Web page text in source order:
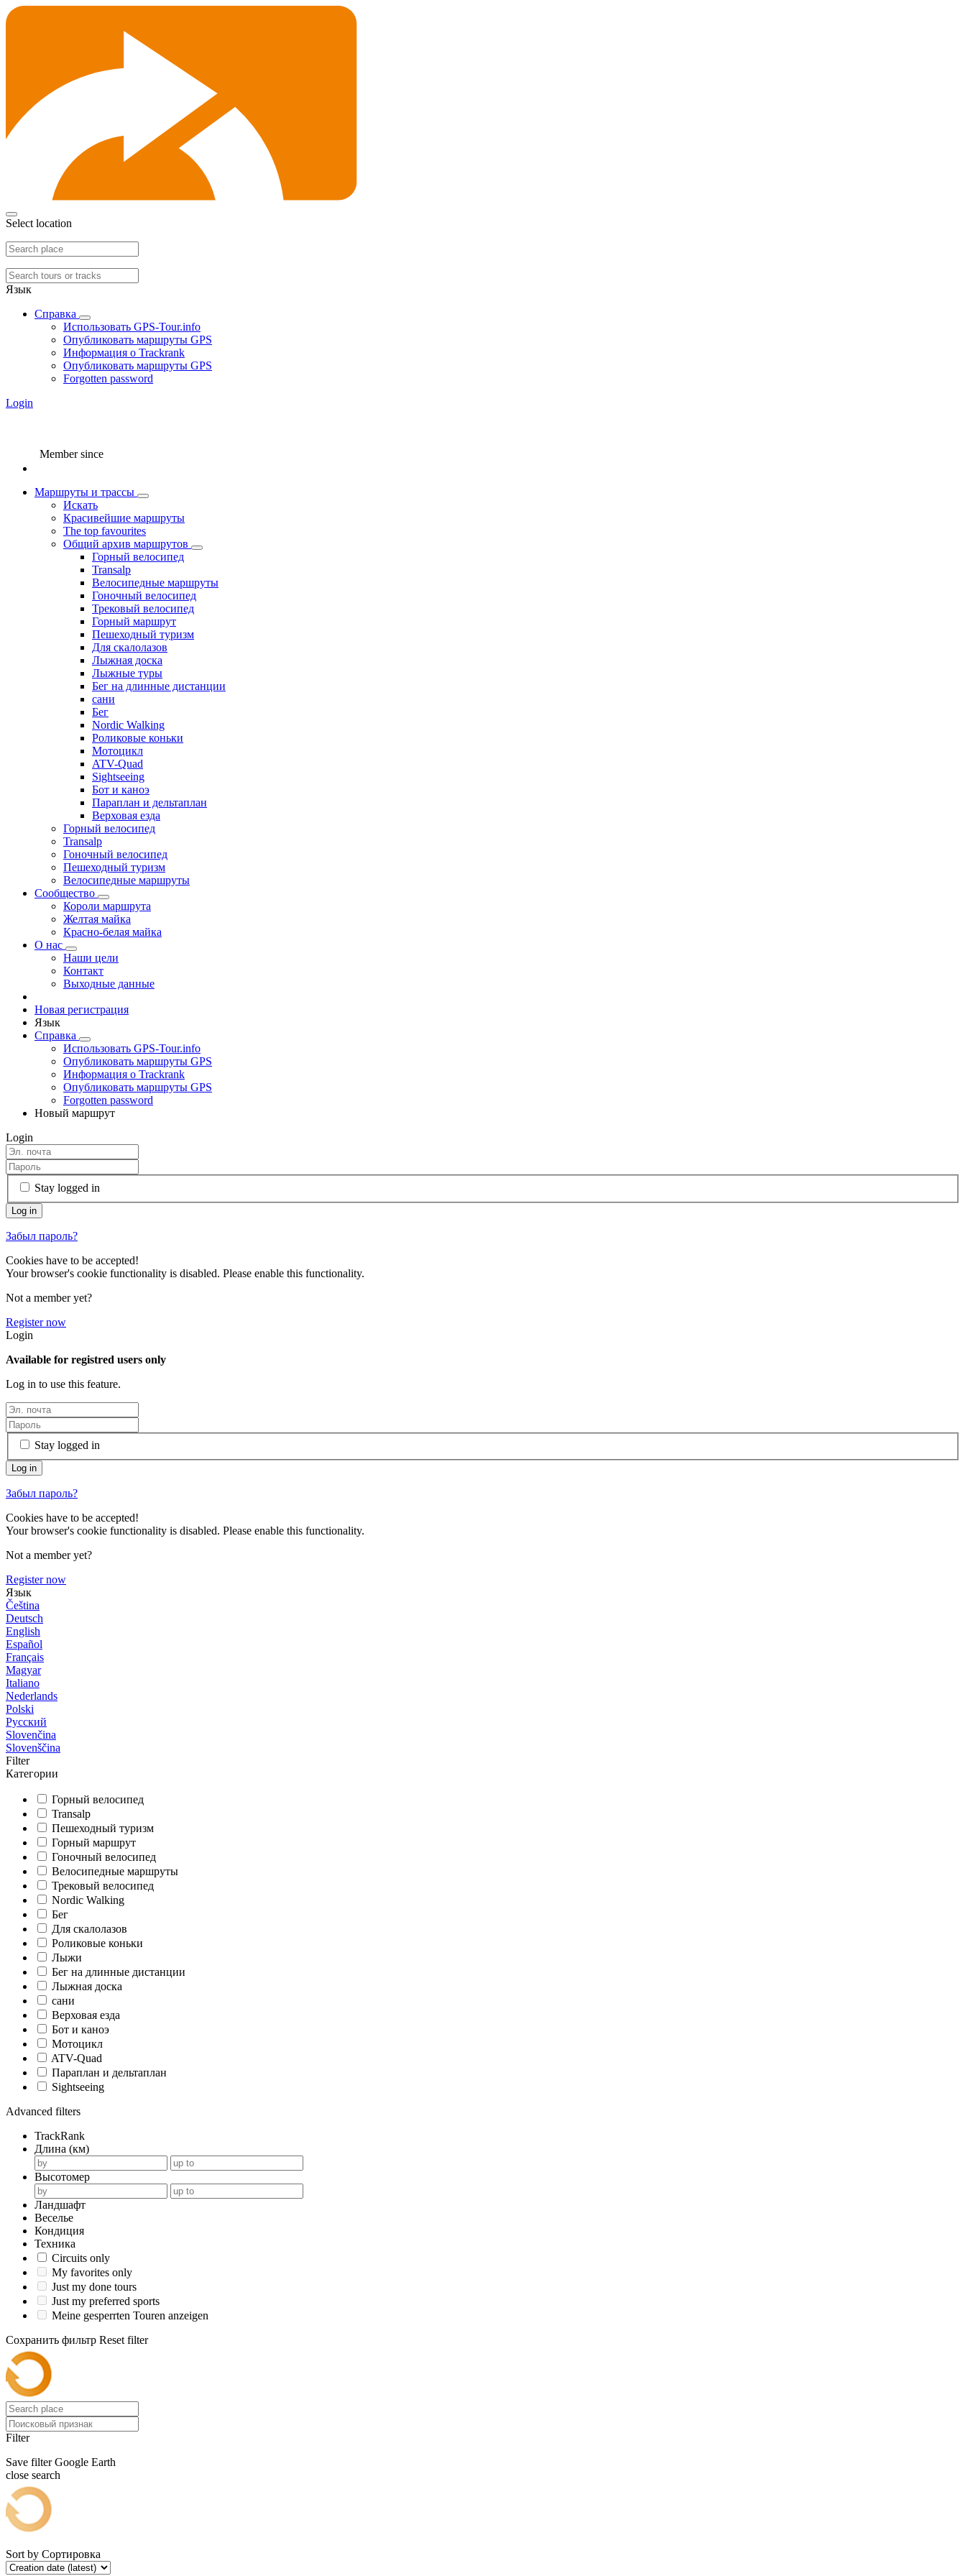
Select location
Язык
Справка
Использовать GPS-Tour.info
Опубликовать маршруты GPS
Информация о Trackrank
Опубликовать маршруты GPS
Forgotten password
Login
Member since
Маршруты и трассы
Искать
Красивейшие маршруты
The top favourites
Общий архив маршрутов
Горный велосипед
Transalp
Велосипедные маршруты
Гоночный велосипед
Трековый велосипед
Горный маршрут
Пешеходный туризм
Для скалолазов
Лыжная доска
Лыжные туры
Бег на длинные дистанции
сани
Бег
Nordic Walking
Роликовые коньки
Мотоцикл
ATV-Quad
Sightseeing
Бот и каноэ
Параплан и дельтаплан
Верховая езда
Горный велосипед
Transalp
Гоночный велосипед
Пешеходный туризм
Велосипедные маршруты
Сообщество
Короли маршрута
Желтая майка
Красно-белая майка
О нас
Наши цели
Контакт
Выходные данные
Новая регистрация
Язык
Справка
Использовать GPS-Tour.info
Опубликовать маршруты GPS
Информация о Trackrank
Опубликовать маршруты GPS
Forgotten password
Новый маршрут
Login
Stay logged in
Забыл пароль?
Cookies have to be accepted!
Your browser's cookie functionality is disabled. Please enable this functionality.
Not a member yet?
Register now
Login
Available for registred users only
Log in to use this feature.
Stay logged in
Забыл пароль?
Cookies have to be accepted!
Your browser's cookie functionality is disabled. Please enable this functionality.
Not a member yet?
Register now
Язык
Čeština
Deutsch
English
Español
Français
Magyar
Italiano
Nederlands
Polski
Русский
Slovenčina
Slovenščina
Filter
Категории
Горный велосипед
Transalp
Пешеходный туризм
Горный маршрут
Гоночный велосипед
Велосипедные маршруты
Трековый велосипед
Nordic Walking
Бег
Для скалолазов
Роликовые коньки
Лыжи
Бег на длинные дистанции
Лыжная доска
сани
Верховая езда
Бот и каноэ
Мотоцикл
ATV-Quad
Параплан и дельтаплан
Sightseeing
Advanced filters
TrackRank
Длина (км)
Высотомер
Ландшафт
Веселье
Кондиция
Техника
Circuits only
My favorites only
Just my done tours
Just my preferred sports
Meine gesperrten Touren anzeigen
Сохранить фильтр Reset filter
Filter
Save filter Google Earth
close search
Sort by Сортировка